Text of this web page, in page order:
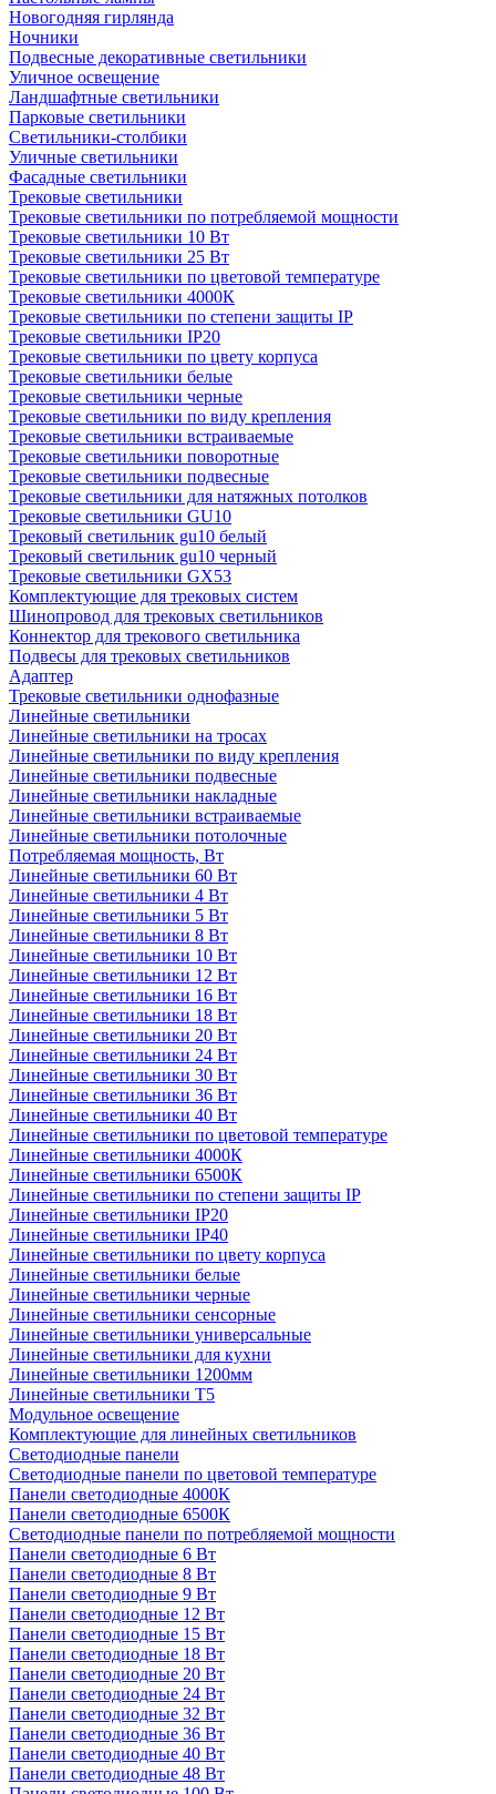
Новогодняя гирлянда
Ночники
Подвесные декоративные светильники
Уличное освещение
Ландшафтные светильники
Парковые светильники
Светильники-столбики
Уличные светильники
Фасадные светильники
Трековые светильники
Трековые светильники по потребляемой мощности
Трековые светильники 10 Вт
Трековые светильники 25 Вт
Трековые светильники по цветовой температуре
Трековые светильники 4000К
Трековые светильники по степени защиты IP
Трековые светильники IP20
Трековые светильники по цвету корпуса
Трековые светильники белые
Трековые светильники черные
Трековые светильники по виду крепления
Трековые светильники встраиваемые
Трековые светильники поворотные
Трековые светильники подвесные
Трековые светильники для натяжных потолков
Трековые светильники GU10
Трековый светильник gu10 белый
Трековый светильник gu10 черный
Трековые светильники GX53
Комплектующие для трековых систем
Шинопровод для трековых светильников
Коннектор для трекового светильника
Подвесы для трековых светильников
Адаптер
Трековые светильники однофазные
Линейные светильники
Линейные светильники на тросах
Линейные светильники по виду крепления
Линейные светильники подвесные
Линейные светильники накладные
Линейные светильники встраиваемые
Линейные светильники потолочные
Потребляемая мощность, Вт
Линейные светильники 60 Вт
Линейные светильники 4 Вт
Линейные светильники 5 Вт
Линейные светильники 8 Вт
Линейные светильники 10 Вт
Линейные светильники 12 Вт
Линейные светильники 16 Вт
Линейные светильники 18 Вт
Линейные светильники 20 Вт
Линейные светильники 24 Вт
Линейные светильники 30 Вт
Линейные светильники 36 Вт
Линейные светильники 40 Вт
Линейные светильники по цветовой температуре
Линейные светильники 4000К
Линейные светильники 6500К
Линейные светильники по степени защиты IP
Линейные светильники IP20
Линейные светильники IP40
Линейные светильники по цвету корпуса
Линейные светильники белые
Линейные светильники черные
Линейные светильники сенсорные
Линейные светильники универсальные
Линейные светильники для кухни
Линейные светильники 1200мм
Линейные светильники Т5
Модульное освещение
Комплектующие для линейных светильников
Светодиодные панели
Светодиодные панели по цветовой температуре
Панели светодиодные 4000К
Панели светодиодные 6500К
Светодиодные панели по потребляемой мощности
Панели светодиодные 6 Вт
Панели светодиодные 8 Вт
Панели светодиодные 9 Вт
Панели светодиодные 12 Вт
Панели светодиодные 15 Вт
Панели светодиодные 18 Вт
Панели светодиодные 20 Вт
Панели светодиодные 24 Вт
Панели светодиодные 32 Вт
Панели светодиодные 36 Вт
Панели светодиодные 40 Вт
Панели светодиодные 48 Вт